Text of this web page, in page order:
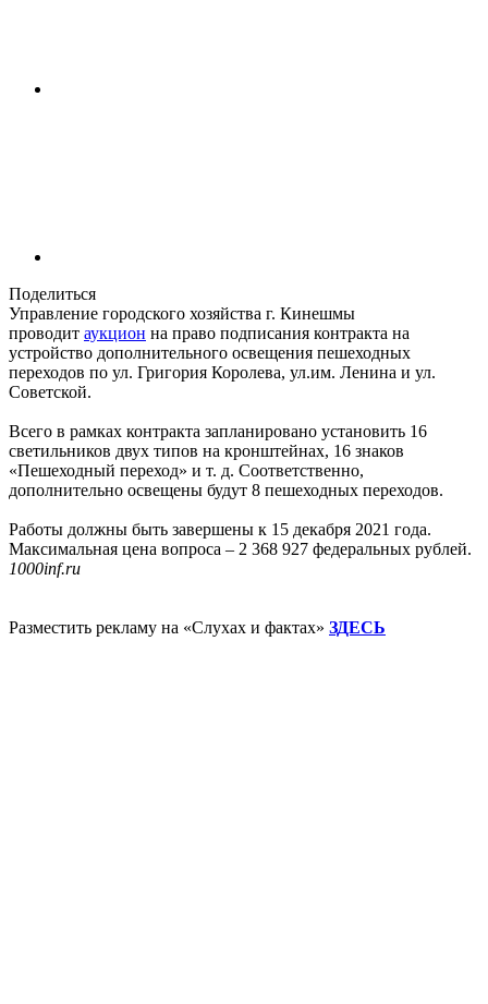
Поделиться
Управление городского хозяйства г. Кинешмы
проводит аукцион на право подписания контракта на
устройство дополнительного освещения пешеходных
переходов по ул. Григория Королева, ул.им. Ленина и ул.
Советской.
Всего в рамках контракта запланировано установить 16
светильников двух типов на кронштейнах, 16 знаков
«Пешеходный переход» и т. д. Соответственно,
дополнительно освещены будут 8 пешеходных переходов.
Работы должны быть завершены к 15 декабря 2021 года.
Максимальная цена вопроса – 2 368 927 федеральных рублей.
1000inf.ru
Разместить рекламу на «Слухах и фактах» ЗДЕСЬ